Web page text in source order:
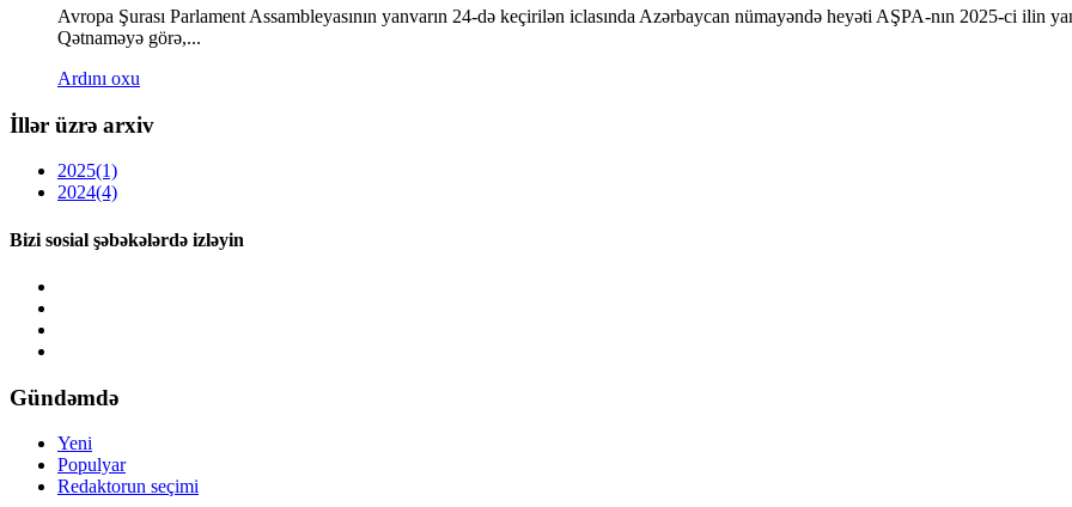
Avropa Şurası Parlament Assambleyasının yanvarın 24-də keçirilən iclasında Azərbaycan nümayəndə heyəti AŞPA-nın 2025-ci ilin
Qətnaməyə görə,...
Ardını oxu
İllər üzrə arxiv
2025(1)
2024(4)
Bizi sosial şəbəkələrdə izləyin
Gündəmdə
Yeni
Populyar
Redaktorun seçimi